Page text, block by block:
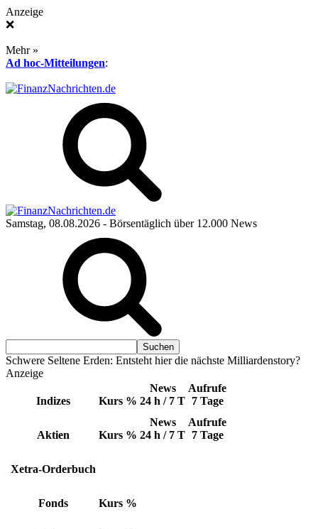
Anzeige
❌
Mehr »
Ad hoc-Mitteilungen:
Samstag, 08.08.2026 - Börsentäglich über 12.000 News
Schwere Seltene Erden: Entsteht hier die nächste Milliardenstory?
Anzeige
Indizes Kurs %
News
24 h / 7 T
Aufrufe
7 Tage
Aktien Kurs %
News
24 h / 7 T
Aufrufe
7 Tage
Xetra-Orderbuch
Fonds Kurs %